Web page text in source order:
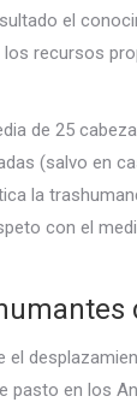
el
recursos
de 25
(salvo en
la
con el
el
pasto en los